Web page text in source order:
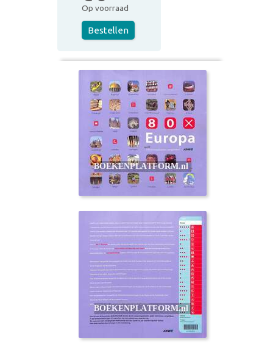
Op voorraad
Bestellen